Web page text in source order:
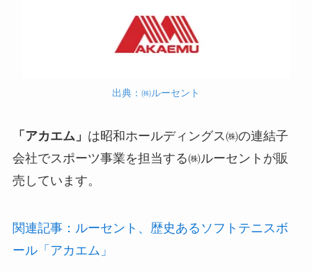
出典：㈱ルーセント
「アカエム」 は昭和ホールディングス㈱の連結子
会社でスポーツ事業を担当する㈱ルーセントが販
売しています。
関連記事：ルーセント、歴史あるソフトテニスボ
ール「アカエム」